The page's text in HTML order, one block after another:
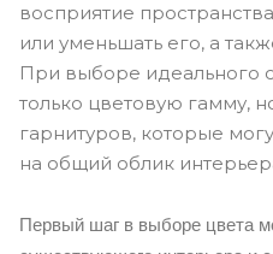
восприятие
или уменьшать его, а
При выборе идеального
только цветовую гамму,
гарнитуров, которые
на общий облик
Первый шаг в выборе цвета